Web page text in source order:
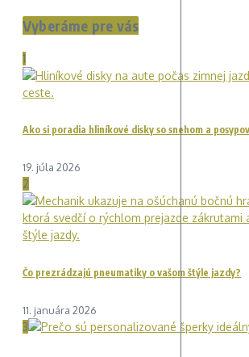
Vyberáme pre vás
1
Ako si poradia hliníkové disky so snehom a
19. júla 2026
2
Čo prezrádzajú pneumatiky o vašom štýle jazdy?
11. januára 2026
3